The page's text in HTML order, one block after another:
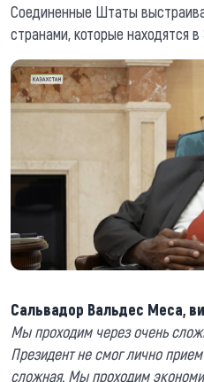
Соединенные Штаты
странами, которые находятся
Сальвадор Вальдес Меса,
Мы проходим через очень
Президент не смог лично
сложная. Мы проходим